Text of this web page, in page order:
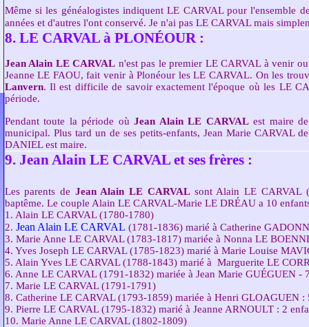
Même si les généalogistes indiquent LE CARVAL pour l'ensemble
années et d'autres l'ont conservé. Je n'ai pas LE CARVAL mais
8. LE CARVAL à PLONÉOUR :
Jean Alain LE CARVAL n'est pas le premier LE CARVAL à venir
Jeanne LE FAOU, fait venir à Plonéour les LE CARVAL. On les
Lanvern. Il est difficile de savoir exactement l'époque où les LE
période.
Pendant toute la période oùJean Alain LE CARVALest maire de
municipal. Plus tard un de ses petits-enfants, Jean Marie CARVAL
DANIEL est maire.
9. Jean Alain LE CARVAL et ses frères :
Les parents de Jean Alain LE CARVAL sont Alain LE CARVAL
baptême. Le couple Alain LE CARVAL-Marie LE DRÉAU a 10
1. Alain LE CARVAL (1780-1780)
2. Jean Alain LE CARVAL (1781-1836) marié à Catherine
3. Marie Anne LE CARVAL (1783-1817) mariée à Nonna LE
4. Yves Joseph LE CARVAL (1785-1823) marié à Marie Louise
5. Alain Yves LE CARVAL (1788-1843) marié à Marguerite LE
6. Anne LE CARVAL (1791-1832) mariée à Jean Marie GUÉGUEN -
7. Marie LE CARVAL (1791-1791)
8. Catherine LE CARVAL (1793-1859) mariée à Henri GLOAGUEN :
9. Pierre LE CARVAL (1795-1832) marié à Jeanne ARNOULT : 2
10. Marie Anne LE CARVAL (1802-1809)